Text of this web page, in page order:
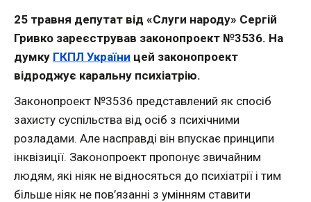
25 травня депутат від «Слуги народу» Сергій
Гривко зареєстрував законопроект №3536. На
думку ГКПЛ України цей законопроект
відроджує каральну психіатрію.
Законопроект №3536 представлений як спосіб
захисту суспільства від осіб з психічними
розладами. Але насправді він впускає принципи
інквізиції. Законопроект пропонує звичайним
людям, які ніяк не відносяться до психіатрії і тим
більше ніяк не пов’язанні з умінням ставити